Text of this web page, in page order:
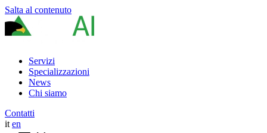
Salta al contenuto
Servizi
Specializzazioni
News
Chi siamo
Contatti
it en